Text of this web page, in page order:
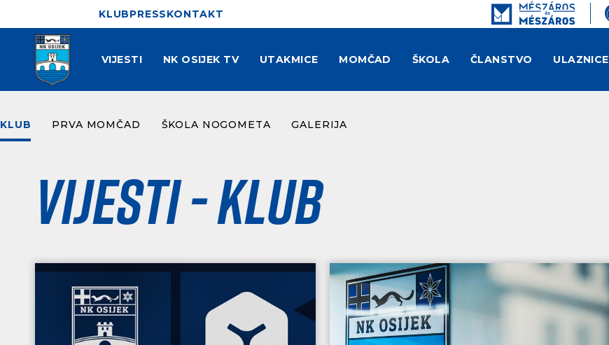
KLUBPRESSKONTAKT
VIJESTI NK OSIJEK TV UTAKMICE MOMČAD ŠKOLA ČLANSTVO ULAZNICE
KLUB PRVA MOMČAD ŠKOLA NOGOMETA GALERIJA
Vijesti - Klub